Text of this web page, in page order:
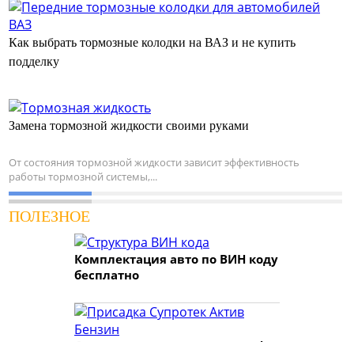
Как выбрать тормозные колодки на ВАЗ и не купить
подделку
Замена тормозной жидкости своими руками
От состояния тормозной жидкости зависит эффективность
работы тормозной системы,...
ПОЛЕЗНОЕ
Комплектация авто по ВИН коду
бесплатно